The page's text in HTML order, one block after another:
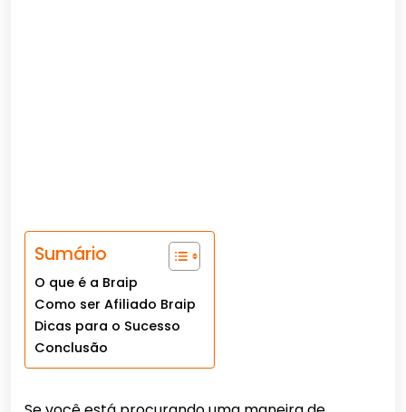
Sumário
O que é a Braip
Como ser Afiliado Braip
Dicas para o Sucesso
Conclusão